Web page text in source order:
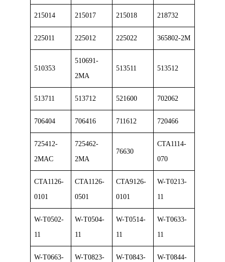
215014 215017 215018 218732
225011 225012 225022 365802-2M
510353
510691-
2MA
513511 513512
513711 513712 521600 702062
706404 706416 711612 720466
725412-
2MAC
725462-
2MA
76630
CTA1114-
070
CTA1126-
0101
CTA1126-
0501
CTA9126-
0101
W-T0213-
11
W-T0502-
11
W-T0504-
11
W-T0514-
11
W-T0633-
11
W-T0663-
W-T0823-
W-T0843-
W-T0844-